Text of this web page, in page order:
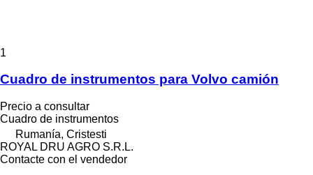
1
Cuadro de instrumentos para Volvo camión
Precio a consultar
Cuadro de instrumentos
Rumanía, Cristesti
ROYAL DRU AGRO S.R.L.
Contacte con el vendedor